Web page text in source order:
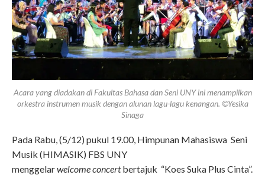
Acara yang diadakan di Fakultas Bahasa dan Seni UNY ini menampilkan
orkestra instrumen musik dengan alunan lagu-lagu kenangan. ©Yesika
Sinaga
Pada Rabu, (5/12) pukul 19.00, Himpunan Mahasiswa Seni
Musik (HIMASIK) FBS UNY
menggelarwelcome concertbertajuk “Koes Suka Plus Cinta”.